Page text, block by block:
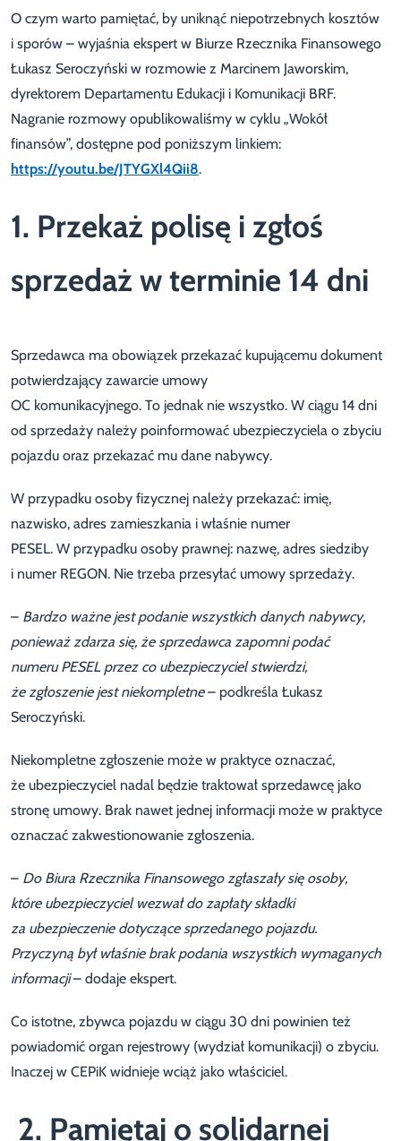
O czym warto pamiętać, by uniknąć niepotrzebnych kosztów
i sporów – wyjaśnia ekspert w Biurze Rzecznika Finansowego
Łukasz Seroczyński w rozmowie z Marcinem Jaworskim,
dyrektorem Departamentu Edukacji i Komunikacji BRF.
Nagranie rozmowy opublikowaliśmy w cyklu „Wokół
finansów”, dostępne pod poniższym linkiem:
https://youtu.be/JTYGXl4Qii8.
1. Przekaż polisę i zgłoś
sprzedaż w terminie 14 dni
Sprzedawca ma obowiązek przekazać kupującemu dokument
potwierdzający zawarcie umowy
OC komunikacyjnego. To jednak nie wszystko. W ciągu 14 dni
od sprzedaży należy poinformować ubezpieczyciela o zbyciu
pojazdu oraz przekazać mu dane nabywcy.
W przypadku osoby fizycznej należy przekazać: imię,
nazwisko, adres zamieszkania i właśnie numer
PESEL. W przypadku osoby prawnej: nazwę, adres siedziby
i numer REGON. Nie trzeba przesyłać umowy sprzedaży.
– Bardzo ważne jest podanie wszystkich danych nabywcy,
ponieważ zdarza się, że sprzedawca zapomni podać
numeru PESEL przez co ubezpieczyciel stwierdzi,
że zgłoszenie jest niekompletne– podkreśla Łukasz
Seroczyński.
Niekompletne zgłoszenie może w praktyce oznaczać,
że ubezpieczyciel nadal będzie traktował sprzedawcę jako
stronę umowy. Brak nawet jednej informacji może w praktyce
oznaczać zakwestionowanie zgłoszenia.
– Do Biura Rzecznika Finansowego zgłaszały się osoby,
które ubezpieczyciel wezwał do zapłaty składki
za ubezpieczenie dotyczące sprzedanego pojazdu.
Przyczyną był właśnie brak podania wszystkich wymaganych
informacji– dodaje ekspert.
Co istotne, zbywca pojazdu w ciągu 30 dni powinien też
powiadomić organ rejestrowy (wydział komunikacji) o zbyciu.
Inaczej w CEPiK widnieje wciąż jako właściciel.
2. Pamiętaj o solidarnej